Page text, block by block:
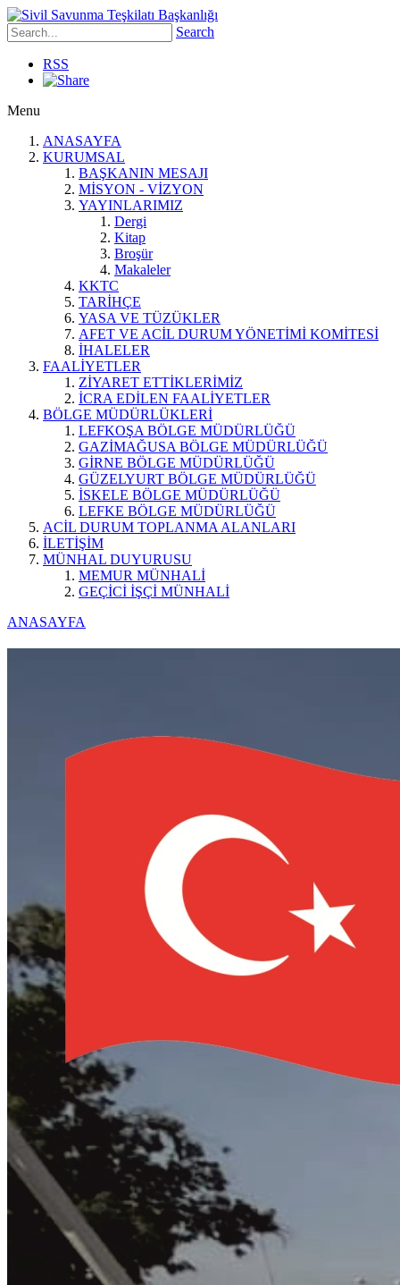
Search
RSS
Menu
ANASAYFA
KURUMSAL
BAŞKANIN MESAJI
MİSYON - VİZYON
YAYINLARIMIZ
Dergi
Kitap
Broşür
Makaleler
KKTC
TARİHÇE
YASA VE TÜZÜKLER
AFET VE ACİL DURUM YÖNETİMİ KOMİTESİ
İHALELER
FAALİYETLER
ZİYARET ETTİKLERİMİZ
İCRA EDİLEN FAALİYETLER
BÖLGE MÜDÜRLÜKLERİ
LEFKOŞA BÖLGE MÜDÜRLÜĞÜ
GAZİMAĞUSA BÖLGE MÜDÜRLÜĞÜ
GİRNE BÖLGE MÜDÜRLÜĞÜ
GÜZELYURT BÖLGE MÜDÜRLÜĞÜ
İSKELE BÖLGE MÜDÜRLÜĞÜ
LEFKE BÖLGE MÜDÜRLÜĞÜ
ACİL DURUM TOPLANMA ALANLARI
İLETİŞİM
MÜNHAL DUYURUSU
MEMUR MÜNHALİ
GEÇİCİ İŞÇİ MÜNHALİ
ANASAYFA